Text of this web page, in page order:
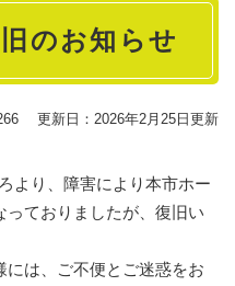
のお知らせ
更新日：2026年2月25日更新
より、障害により本市ホー
っておりましたが、復旧い
は、ご不便とご迷惑をお